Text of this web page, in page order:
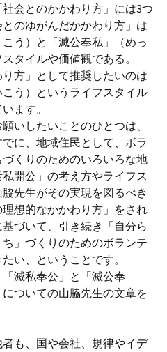
会とのかかわり方」には3つ
のゆがんだかかわり方」は
こう）と「滅公奉私」（めっ
タイルや価値観である。
り方」として推奨したいのは
こう）というライフスタイル
ます。
いしたいことのひとつは、
に、地域住民として、ボラ
くりのためのいろいろな地
開公」の考え方やライフス
先生がその実現を図るべき
想的なかかわり方」をされ
づいて、引き続き「自分ら
」づくりのためのボランテ
い、ということです。
滅私奉公」と「滅公奉
ついての山脇先生の文章を
者も、国や会社、規律やイデ